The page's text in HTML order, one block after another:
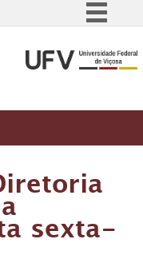
Comunica BR
sexta-